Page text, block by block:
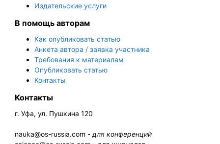
Издательские услуги
В помощь авторам
Как опубликовать статью
Анкета автора / заявка участника
Требования к материалам
Опубликовать статью
Контакты
Контакты
г. Уфа, ул. Пушкина 120
nauka@os-russia.com - для конференций